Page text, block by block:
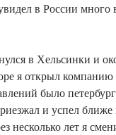
в России много
в Хельсинки и
я открыл компанию
было
и успел ближе
несколько лет я